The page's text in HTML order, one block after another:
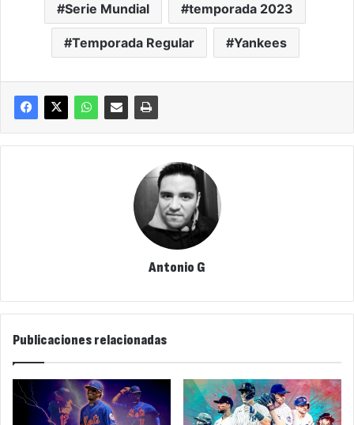
Serie Mundial temporada 2023
Temporada Regular Yankees
Antonio G
Publicaciones relacionadas